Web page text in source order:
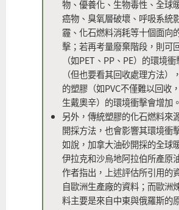
物、優養化、生物毒性、全球
癌物、臭氧層破壞、呼吸系統
霾、化石燃料消耗等十個面向
擊；若再考量廢棄階段，則可
（如PET、PP、PE）的環境
（但也要看其回收處理方法）
的塑膠（如PVC不僅難以回收
生戴奧辛）的環境衝擊會增加。
另外，傳統塑膠的化石燃料來
開採方法，也會影響其環境衝
如說，加拿大油砂開採的全球
伊拉克和沙烏地阿拉伯所產原
作者指出，上述評估所引用的
自歐洲生產廠的資料；而歐洲
料主要是來自中東與俄羅斯的